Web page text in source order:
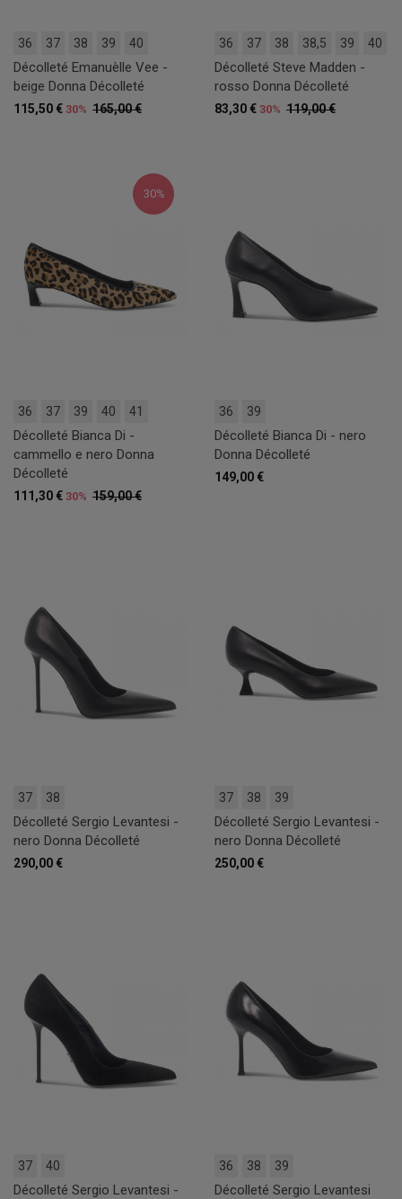
36 37 38 39 40
Décolleté Emanuèlle Vee -
beige Donna Décolleté
165,00 €
115,50 € 30%
36 37 38 38,5 39 40
Décolleté Steve Madden -
rosso Donna Décolleté
119,00 €
83,30 € 30%
30%
36 37 39 40 41
Décolleté Bianca Di -
cammello e nero Donna
Décolleté
159,00 €
111,30 € 30%
36 39
Décolleté Bianca Di - nero
Donna Décolleté
149,00 €
37 38
Décolleté Sergio Levantesi -
nero Donna Décolleté
290,00 €
37 38 39
Décolleté Sergio Levantesi -
nero Donna Décolleté
250,00 €
37 40
Décolleté Sergio Levantesi -
36 38 39
Décolleté Sergio Levantesi